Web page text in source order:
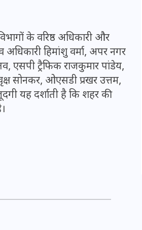
के वरिष्ठ अधिकारी और
अधिकारी हिमांशु वर्मा, अपर नगर
एसपी ट्रैफिक राजकुमार पांडेय,
सोनकर, ओएसडी प्रखर उत्तम,
यह दर्शाती है कि शहर की
बिना बिजली-पंखे
उसे देख भावुक
कहा-यहीं